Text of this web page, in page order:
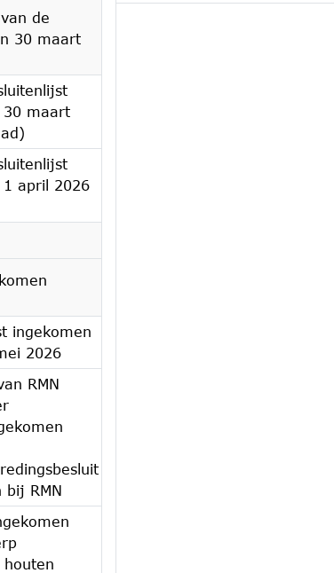
de
30 maart
30 maart
april 2026
ingekomen
2026
RMN
bij RMN